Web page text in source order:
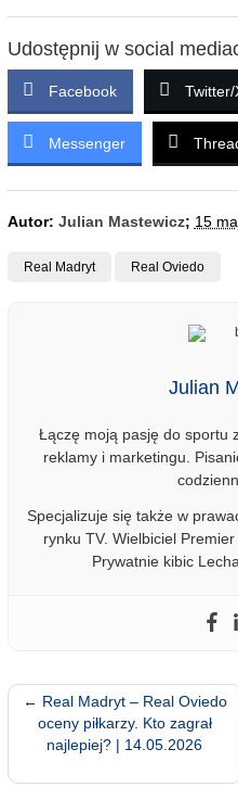
Udostępnij w social
Facebook Twitter/
Messenger
Autor: Julian Mastewicz; 15
Real Madryt Real Oviedo
Julian
Łączę moją pasję do sportu
reklamy i marketingu.
Specjalizuje się także w
rynku TV. Wielbiciel
Prywatnie kibic
← Real Madryt – Real Oviedo
oceny piłkarzy. Kto zagrał
najlepiej? | 14.05.2026